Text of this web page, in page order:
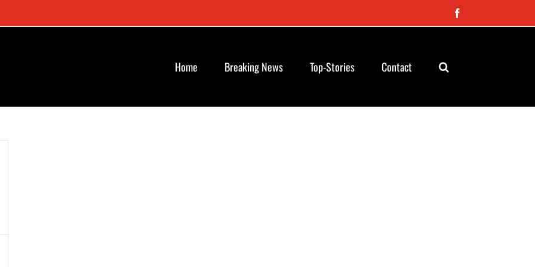
Home Breaking News Top-Stories Contact